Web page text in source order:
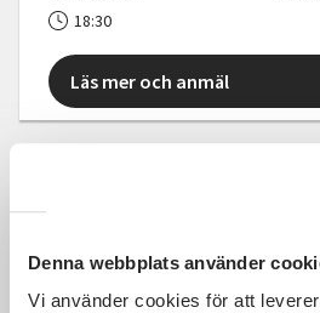
Denna webbplats använder
Vi använder cookies för att
18:30
Läs mer och anmäl